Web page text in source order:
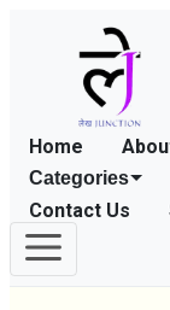
Home
Categories
Contact Us